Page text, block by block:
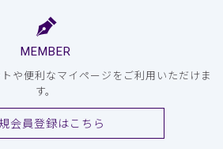
MEMBER
や便利なマイページをご利用いただけま
す。
会員登録はこちら